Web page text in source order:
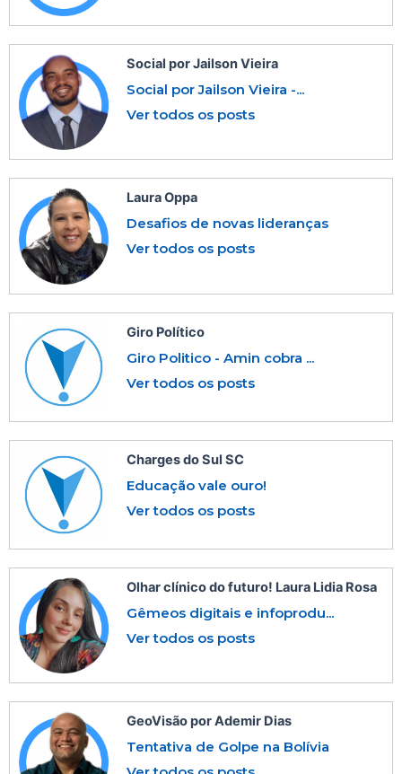
Social por Jailson Vieira
Social por Jailson Vieira -...
Ver todos os posts
Laura Oppa
Desafios de novas lideranças
Ver todos os posts
Giro Político
Giro Politico - Amin cobra ...
Ver todos os posts
Charges do Sul SC
Educação vale ouro!
Ver todos os posts
Olhar clínico do futuro! Laura Lidia Rosa
Gêmeos digitais e infoprodu...
Ver todos os posts
GeoVisão por Ademir Dias
Tentativa de Golpe na Bolívia